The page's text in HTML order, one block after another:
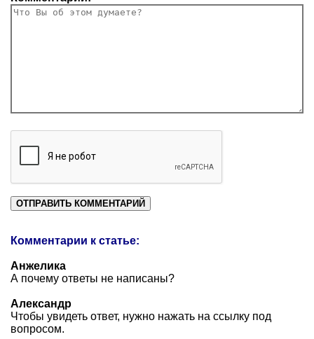
Комментарии к статье:
Анжелика
А почему ответы не написаны?
Александр
Чтобы увидеть ответ, нужно нажать на ссылку под
вопросом.